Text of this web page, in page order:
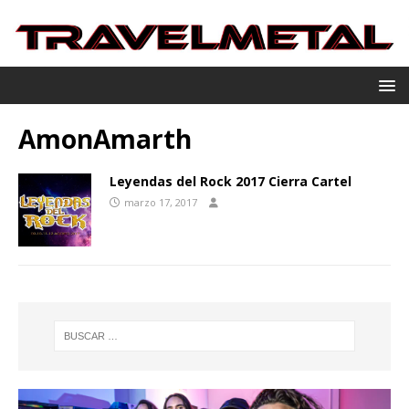
AmonAmarth
Leyendas del Rock 2017 Cierra Cartel
marzo 17, 2017